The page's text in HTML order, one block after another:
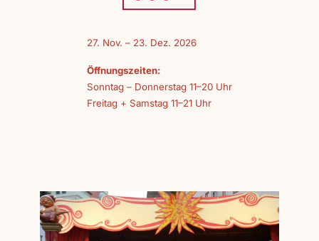
27. Nov. – 23. Dez. 2026
Öffnungszeiten:
Sonntag – Donnerstag 11–20 Uhr
Freitag + Samstag 11–21 Uhr